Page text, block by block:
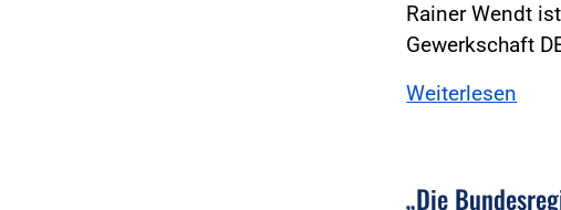
Rainer Wendt
Gewerkschaft
Weiterlesen
„Die